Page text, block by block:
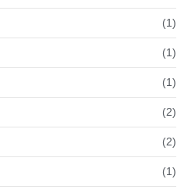
(1)
(1)
(1)
(2)
(2)
(1)